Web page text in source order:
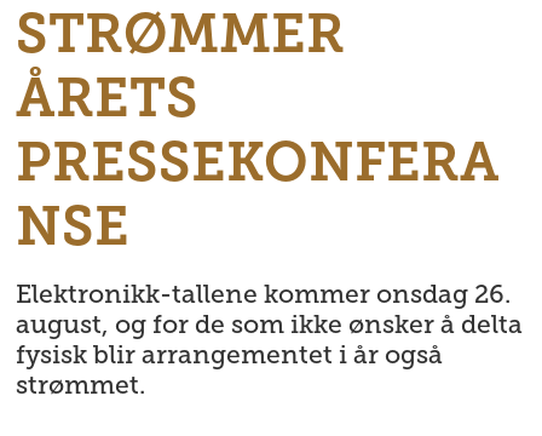
STRØMMER
ÅRETS
PRESSEKONFERA
NSE
Elektronikk-tallene kommer onsdag 26.
august, og for de som ikke ønsker å delta
fysisk blir arrangementet i år også
strømmet.